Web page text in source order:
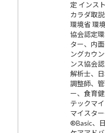
定 インス
カラダ取
環境省 環
協会認定
ター、内
ングカウ
ンス協会
解析士、
調整師、
ー、食育
テックマ
マイスタ
®Basic、